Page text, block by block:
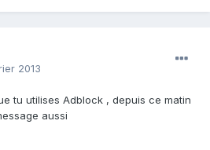
2013
tu utilises Adblock , depuis ce matin
aussi